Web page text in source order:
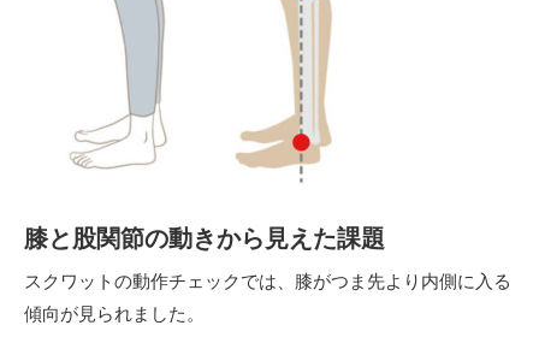
膝と股関節の動きから見えた課題
スクワットの動作チェックでは、膝がつま先より内側に入る
傾向が見られました。